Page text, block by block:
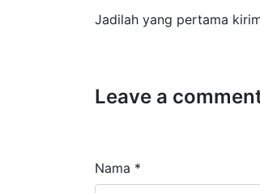
Jadilah yang pertama
Leave a
Nama *